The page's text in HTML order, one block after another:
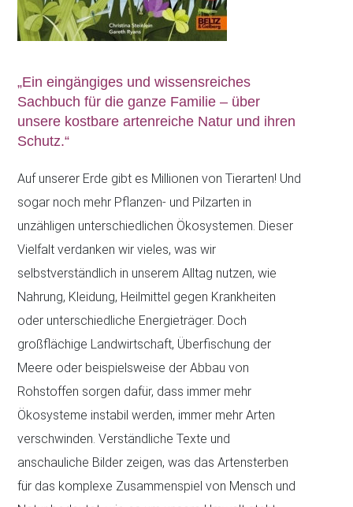
„Ein eingängiges und wissensreiches
Sachbuch für die ganze Familie – über
unsere kostbare artenreiche Natur und ihren
Schutz.“
Auf unserer Erde gibt es Millionen von Tierarten! Und
sogar noch mehr Pflanzen- und Pilzarten in
unzähligen unterschiedlichen Ökosystemen. Dieser
Vielfalt verdanken wir vieles, was wir
selbstverständlich in unserem Alltag nutzen, wie
Nahrung, Kleidung, Heilmittel gegen Krankheiten
oder unterschiedliche Energieträger. Doch
großflächige Landwirtschaft, Überfischung der
Meere oder beispielsweise der Abbau von
Rohstoffen sorgen dafür, dass immer mehr
Ökosysteme instabil werden, immer mehr Arten
verschwinden. Verständliche Texte und
anschauliche Bilder zeigen, was das Artensterben
für das komplexe Zusammenspiel von Mensch und